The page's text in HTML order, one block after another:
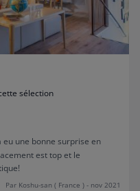
sélection
eu une bonne surprise en
est top et le
Par Koshu-san ( France ) - nov 2021